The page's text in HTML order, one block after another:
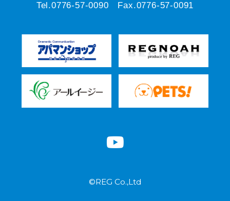
Tel.0776-57-0090 Fax.0776-57-0091
©REG Co.,Ltd